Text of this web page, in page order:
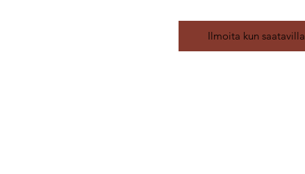
Ilmoita kun saatavilla